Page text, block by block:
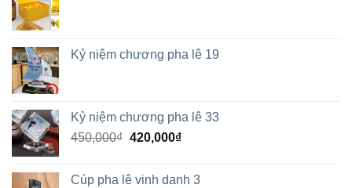
Kỷ niệm chương pha lê 19
Kỷ niệm chương pha lê 33
450,000₫ 420,000₫
Cúp pha lê vinh danh 3